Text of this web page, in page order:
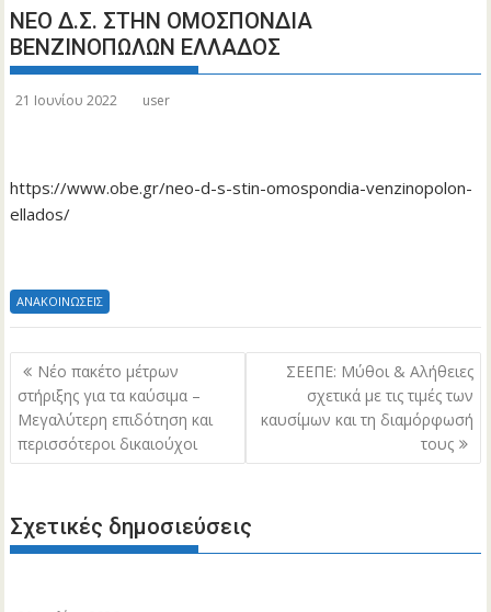
ΝΕΟ Δ.Σ. ΣΤΗΝ ΟΜΟΣΠΟΝΔΙΑ
ΒΕΝΖΙΝΟΠΩΛΩΝ ΕΛΛΑΔΟΣ
21 Ιουνίου 2022 user
https://www.obe.gr/neo-d-s-stin-omospondia-venzinopolon-
ellados/
ΑΝΑΚΟΙΝΩΣΕΙΣ
Πλοήγηση
άρθρων
Nέο πακέτο μέτρων
στήριξης για τα καύσιμα –
Μεγαλύτερη επιδότηση και
περισσότεροι δικαιούχοι
ΣΕΕΠΕ: Μύθοι & Αλήθειες
σχετικά µε τις τιμές των
καυσίμων και τη διαμόρφωσή
τους
Σχετικές δημοσιεύσεις